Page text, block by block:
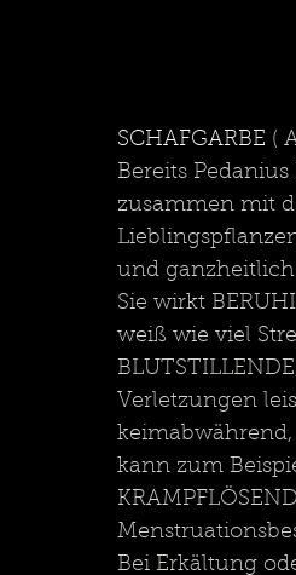
SCHAFGARBE (
Bereits
zusammen mit
und
Sie wirkt
weiß wie viel
Verletzungen
kann zum
Bei Erkältung